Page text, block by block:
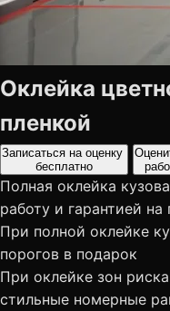
Оклейка
пленкой
Записаться на оценку
бесплатно
Полная оклейка
работу и гарантией на
При полной оклейке
порогов в подарок
При оклейке зон
стильные номерные